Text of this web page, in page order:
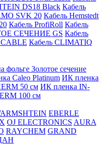
DS18 Black Кабель
SVK 20 Кабель Hemstedt
Кабель ProfiRoll Кабель
СЕЧЕНИЕ GS Кабель
Кабель CLIMATIQ
фольге Золотое сечение
Caleo Platinum ИК пленка
50 см ИК пленка IN-
100 см
EBERLE
OJ ELECTRONICS AURA
RAYCHEM GRAND